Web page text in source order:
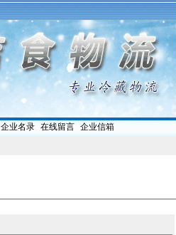
企业名录| 在线留言| 企业信箱